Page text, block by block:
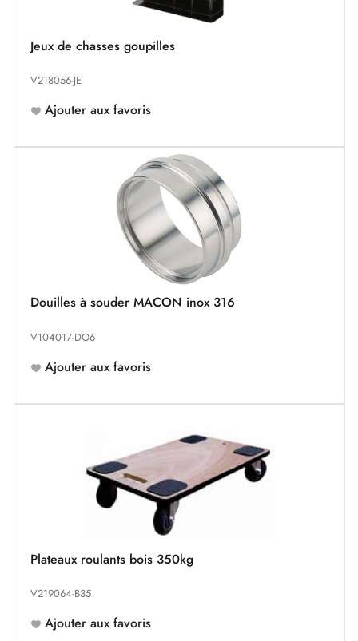
Jeux de chasses goupilles
V218056-JE
Ajouter aux favoris
Douilles à souder MACON inox 316
V104017-DO6
Ajouter aux favoris
Plateaux roulants bois 350kg
V219064-B35
Ajouter aux favoris